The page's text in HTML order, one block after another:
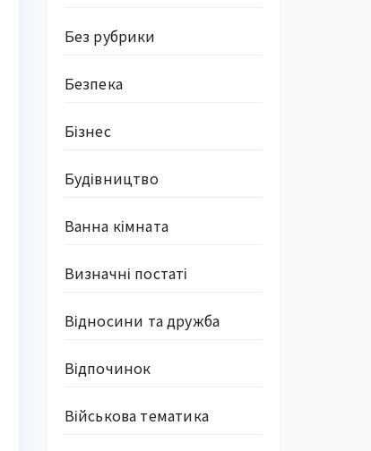
Без рубрики
Безпека
Бізнес
Будівництво
Ванна кімната
Визначні постаті
Відносини та дружба
Відпочинок
Військова тематика